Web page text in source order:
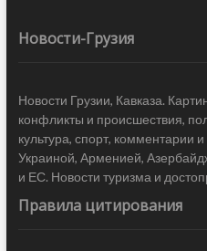
Новости-Грузия
Новости Грузии, Кавказа.
конфликты и происшествия,
культура, спорт, комментарии
Украиной, Арменией,
и ЕС. Новости туризма и
Правила цитирования